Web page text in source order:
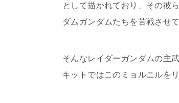
として描かれており、その彼
ダムガンダムたちを苦戦させ
そんなレイダーガンダムの主
キットではこのミョルニルを